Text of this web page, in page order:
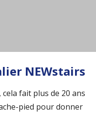
NEWstairs
fait plus de 20 ans
pied pour donner